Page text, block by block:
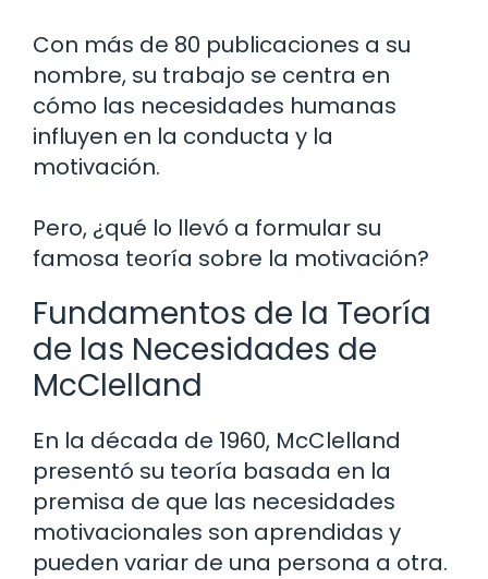
Con más de 80 publicaciones a su
nombre, su trabajo se centra en
cómo las necesidades humanas
influyen en la conducta y la
motivación.
Pero, ¿qué lo llevó a formular su
famosa teoría sobre la motivación?
Fundamentos de la Teoría
de las Necesidades de
McClelland
En la década de 1960, McClelland
presentó su teoría basada en la
premisa de que las necesidades
motivacionales son aprendidas y
pueden variar de una persona a otra.